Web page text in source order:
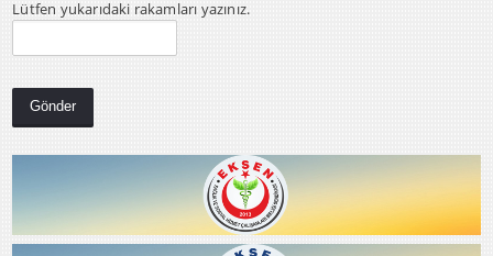
Lütfen yukarıdaki rakamları yazınız.